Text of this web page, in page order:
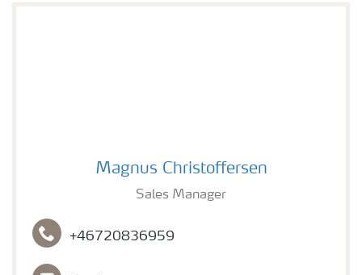
Magnus Christoffersen
Sales Manager
+46720836959